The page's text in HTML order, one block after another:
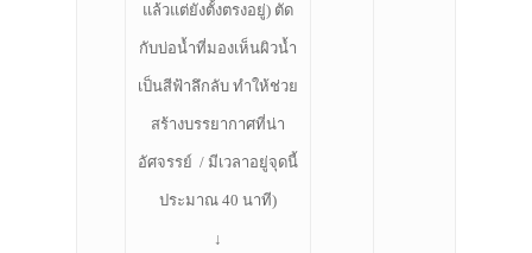
แล้วแต่ยังตั้งตรงอยู่) ตัด
กับบ่อน้ำที่มองเห็นผิวน้ำ
เป็นสีฟ้าลึกลับ ทำให้ช่วย
สร้างบรรยากาศที่น่า
อัศจรรย์ / มีเวลาอยู่จุดนี้
ประมาณ 40 นาที)
↓